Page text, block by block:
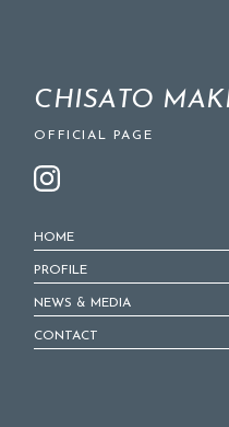
CHISATO
OFFICIAL PAGE
HOME
PROFILE
NEWS & MEDIA
CONTACT